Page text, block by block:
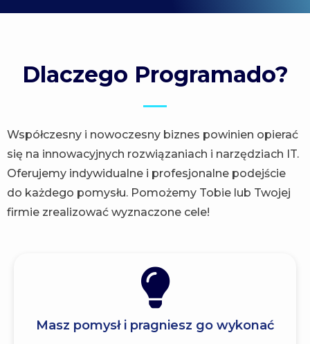
Dlaczego Programado?
Współczesny i nowoczesny biznes powinien opierać
się na innowacyjnych rozwiązaniach i narzędziach IT.
Oferujemy indywidualne i profesjonalne podejście
do każdego pomysłu. Pomożemy Tobie lub Twojej
firmie zrealizować wyznaczone cele!
Masz pomysł i pragniesz go wykonać